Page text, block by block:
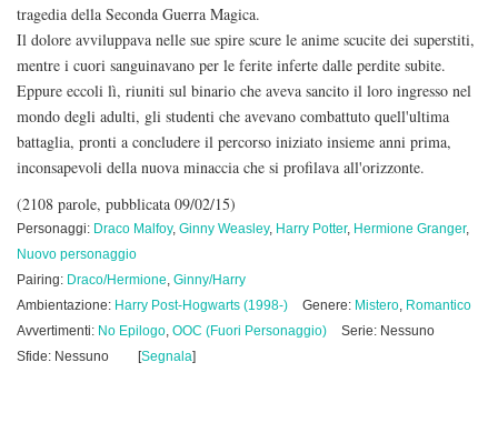
tragedia della Seconda Guerra Magica.
Il dolore avviluppava nelle sue spire scure le anime scucite dei superstiti,
mentre i cuori sanguinavano per le ferite inferte dalle perdite subite.
Eppure eccoli lì, riuniti sul binario che aveva sancito il loro ingresso nel
mondo degli adulti, gli studenti che avevano combattuto quell'ultima
battaglia, pronti a concludere il percorso iniziato insieme anni prima,
inconsapevoli della nuova minaccia che si profilava all'orizzonte.
(2108 parole, pubblicata 09/02/15)
Personaggi: Draco Malfoy, Ginny Weasley, Harry Potter, Hermione Granger,
Nuovo personaggio
Pairing: Draco/Hermione, Ginny/Harry
Ambientazione: Harry Post-Hogwarts (1998-) Genere: Mistero, Romantico
Avvertimenti: No Epilogo, OOC (Fuori Personaggio)
Serie: Nessuno
Sfide: Nessuno
[Segnala]